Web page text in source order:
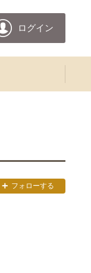
ログイン
フォローする